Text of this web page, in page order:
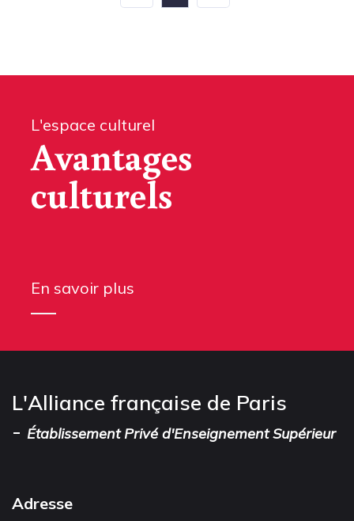
L'espace culturel
Avantages
culturels
En savoir plus
L'Alliance française de Paris
- Établissement Privé d'Enseignement Supérieur
Adresse